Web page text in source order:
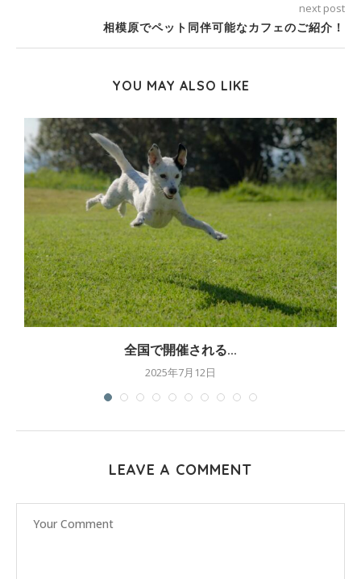
next post
相模原でペット同伴可能なカフェのご紹介！
YOU MAY ALSO LIKE
全国で開催される...
2025年7月12日
LEAVE A COMMENT